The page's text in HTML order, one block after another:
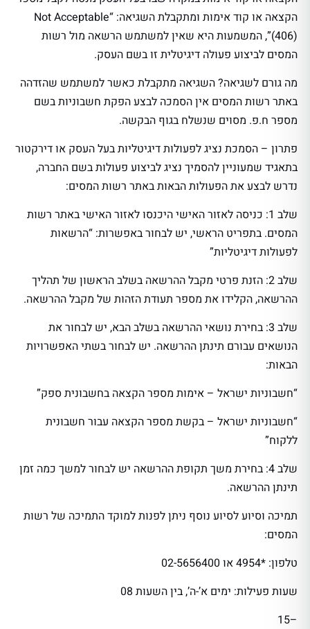
הקצאה או קוד אימות ומתקבלת השגיאה: “Not Acceptable
(406)”, המשמעות היא שאין למשתמש הרשאה מול רשות
המסים לביצוע פעולה דיגיטלית זו בשם העסק.
מה גורם לשגיאה? השגיאה מתקבלת כאשר למשתמש שהזדהה
באתר רשות המסים אין הסמכה לבצע הפקת חשבוניות בשם
מספר ח.פ. מסוים שנשלח בגוף הבקשה.
פתרון – הסמכת נציג לפעולות דיגיטליות בעל העסק או דירקטור
בתאגיד שמעוניין להסמיך נציג לביצוע פעולות בשם החברה,
נדרש לבצע את הפעולות הבאות באתר רשות המסים:
שלב 1: כניסה לאזור האישי היכנסו לאזור האישי באתר רשות
המסים. בתפריט הראשי, יש לבחור באפשרות: “הרשאות
לפעולות דיגיטליות”
שלב 2: הזנת פרטי מקבל ההרשאה בשלב הראשון של תהליך
ההרשאה, הקלידו את מספר תעודת הזהות של מקבל ההרשאה.
שלב 3: בחירת נושאי ההרשאה בשלב הבא, יש לבחור את
הנושאים עבורם תינתן ההרשאה. יש לבחור בשתי האפשרויות
הבאות:
“חשבוניות ישראל – אימות מספר הקצאה בחשבונית ספק”
“חשבוניות ישראל – בקשת מספר הקצאה עבור חשבונית
ללקוח”
שלב 4: בחירת משך תקופת ההרשאה יש לבחור למשך כמה זמן
תינתן ההרשאה.
תמיכה וסיוע לסיוע נוסף ניתן לפנות למוקד התמיכה של רשות
המסים:
טלפון: *4954 או 02-5656400
שעות פעילות: ימים א’-ה’, בין השעות 08
–15